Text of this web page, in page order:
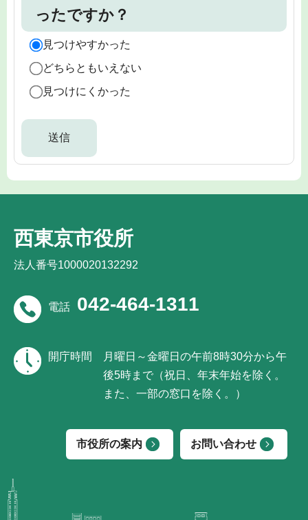
ったですか？
見つけやすかった
どちらともいえない
見つけにくかった
西東京市役所
法人番号1000020132292
電話 042-464-1311
開庁時間
月曜日～金曜日の午前8時30分から午
後5時まで（祝日、年末年始を除く。
また、一部の窓口を除く。）
市役所の案内 お問い合わせ